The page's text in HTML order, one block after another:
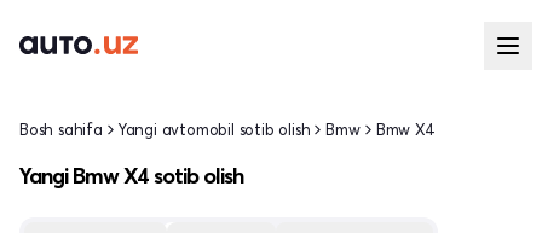
Bosh sahifa Yangi avtomobil sotib olish Bmw Bmw X4
Yangi Bmw X4 sotib olish